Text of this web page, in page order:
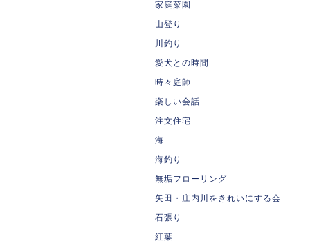
家庭菜園
山登り
川釣り
愛犬との時間
時々庭師
楽しい会話
注文住宅
海
海釣り
無垢フローリング
矢田・庄内川をきれいにする会
石張り
紅葉